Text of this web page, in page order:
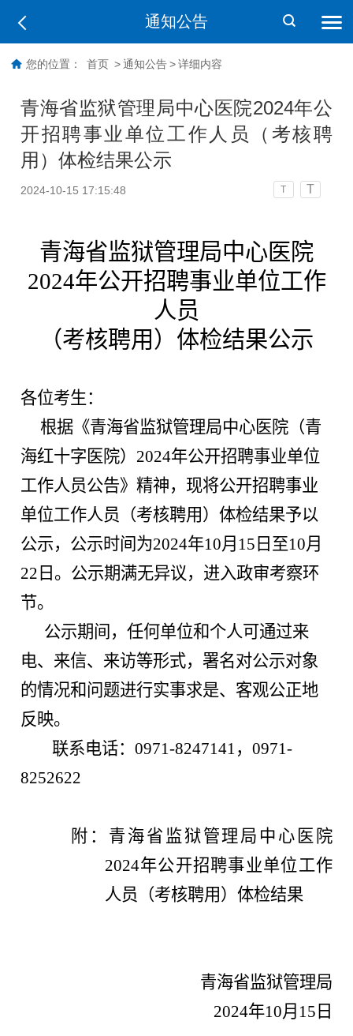
通知公告
您的位置： 首页 > 通知公告 > 详细内容
青海省监狱管理局中心医院2024年公
开招聘事业单位工作人员（考核聘
用）体检结果公示
2024-10-15 17:15:48 T T
青海省监狱管理局中心医院
2024年公开招聘事业单位工作
人员
（考核聘用） 体检结果公示
各位考生：
根据《青海省监狱管理局中心医院（青
海红十字医院）2024年公开招聘事业单位
工作人员公告》精神，现将公开招聘事业
单位工作人员（考核聘用）体检结果予以
公示， 公示时间为2024年10月 15 日至10月
22 日。公示期满无异议，进入政审考察环
节。
公示期间，任何单位和个人可通过来
电、来信、来访等形式，署名对公示对象
的情况和问题进行实事求是、客观公正地
反映。
联系电话：0971-8247141，0971-
8252622
附： 青海省监狱管理局中心医院
2024年公开招聘事业单位 工作
人员（考核聘用）体检结果
青海省监狱管理局
2024年10月15日